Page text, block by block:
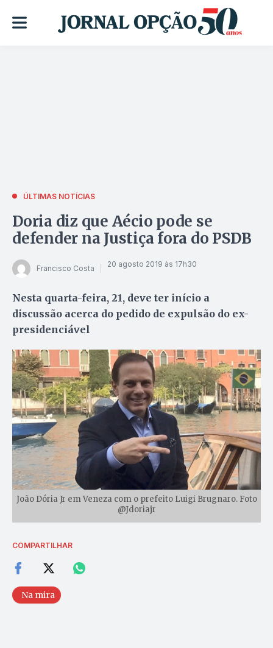
ÚLTIMAS NOTÍCIAS
Doria diz que Aécio pode se
defender na Justiça fora do PSDB
Francisco Costa 20 agosto 2019 às 17h30
Nesta quarta-feira, 21, deve ter início a
discussão acerca do pedido de expulsão do ex-
presidenciável
João Dória Jr em Veneza com o prefeito Luigi Brugnaro. Foto
@Jdoriajr
COMPARTILHAR
Na mira